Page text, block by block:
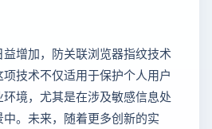
增加，防关联浏览器指纹技术
技术不仅适用于保护个人用户
境，尤其是在涉及敏感信息处
。未来，随着更多创新的实